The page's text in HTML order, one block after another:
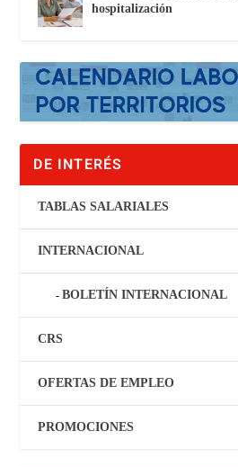
hospitalización
DE INTERÉS
TABLAS SALARIALES
INTERNACIONAL
BOLETÍN INTERNACIONAL
CRS
OFERTAS DE EMPLEO
PROMOCIONES